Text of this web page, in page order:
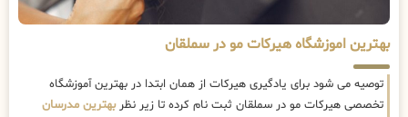
بهترین اموزشگاه هیرکات مو در سملقان
توصیه می شود برای یادگیری هیرکات از همان ابتدا در بهترین آموزشگاه
تخصصی هیرکات مو در سملقان ثبت نام کرده تا زیر نظربهترین مدرسان